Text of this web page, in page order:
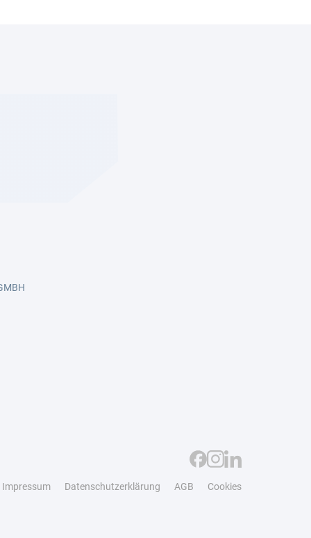
Impressum Datenschutzerklärung AGB Cookies